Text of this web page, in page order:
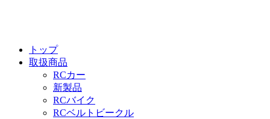
トップ
取扱商品
RCカー
新製品
RCバイク
RCベルトビークル